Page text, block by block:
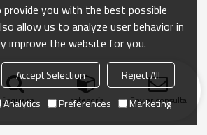
categoría Enviar consulta
provide you with the best possible
allow us to analyze user behavior in
improve the website for you.
Accept Selection
Reject All
Analytics Preferences Marketing